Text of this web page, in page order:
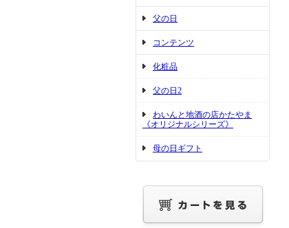
父の日
コンテンツ
化粧品
父の日2
わいんと地酒の店かたやま
《オリジナルシリーズ》
母の日ギフト